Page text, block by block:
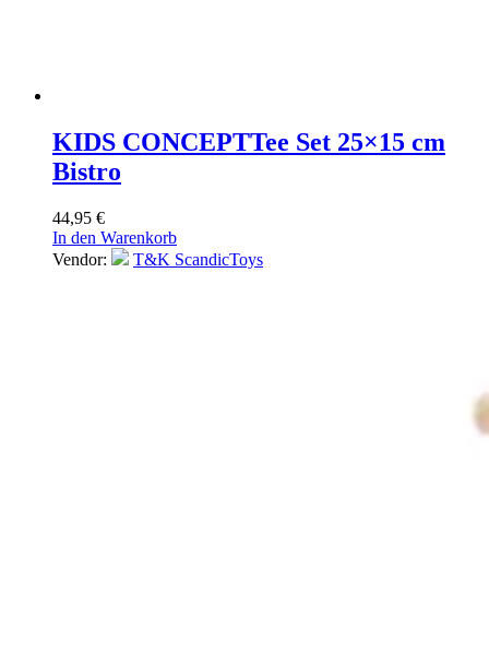
KIDS CONCEPTTee Set 25×15 cm
Bistro
44,95 €
In den Warenkorb
Vendor:
T&K ScandicToys